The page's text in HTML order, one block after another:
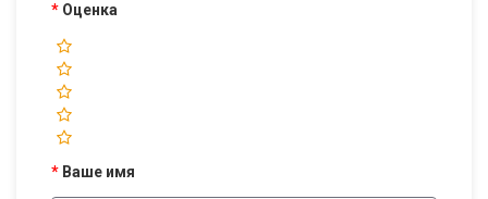
Оценка
Ваше имя